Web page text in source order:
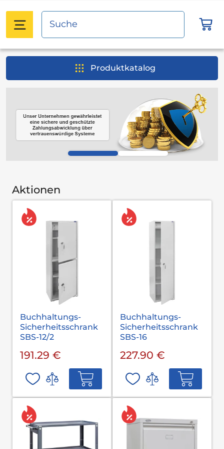
Produktkatalog
Aktionen
Buchhaltungs-
Sicherheitsschrank
SBS-12/2
191.29 €
Buchhaltungs-
Sicherheitsschrank
SBS-16
227.90 €